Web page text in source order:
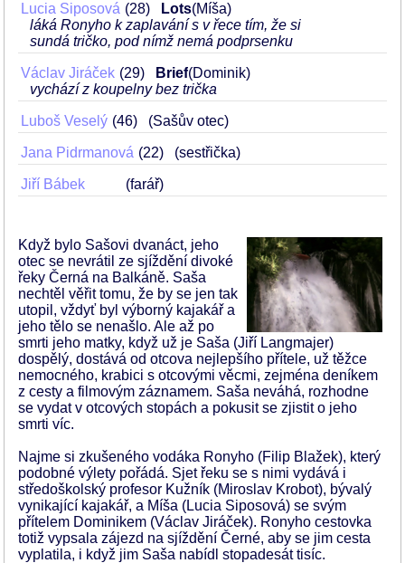
Lucia Siposová 28 Lots(Míša)
láká Ronyho k zaplavání s v řece tím, že si
sundá tričko, pod nímž nemá podprsenku
Václav Jiráček 29 Brief(Dominik)
vychází z koupelny bez trička
Luboš Veselý 46 (Sašův otec)
Jana Pidrmanová 22 (sestřička)
Jiří Bábek (farář)
Když bylo Sašovi dvanáct, jeho
otec se nevrátil ze sjíždění divoké
řeky Černá na Balkáně. Saša
nechtěl věřit tomu, že by se jen tak
utopil, vždyť byl výborný kajakář a
jeho tělo se nenašlo. Ale až po
smrti jeho matky, když už je Saša (Jiří Langmajer)
dospělý, dostává od otcova nejlepšího přítele, už těžce
nemocného, krabici s otcovými věcmi, zejména deníkem
z cesty a filmovým záznamem. Saša neváhá, rozhodne
se vydat v otcových stopách a pokusit se zjistit o jeho
smrti víc.
Najme si zkušeného vodáka Ronyho (Filip Blažek), který
podobné výlety pořádá. Sjet řeku se s nimi vydává i
středoškolský profesor Kužník (Miroslav Krobot), bývalý
vynikající kajakář, a Míša (Lucia Siposová) se svým
přítelem Dominikem (Václav Jiráček). Ronyho cestovka
totiž vypsala zájezd na sjíždění Černé, aby se jim cesta
vyplatila, i když jim Saša nabídl stopadesát tisíc.